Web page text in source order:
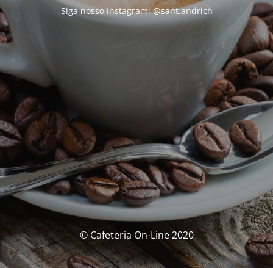
Siga nosso Instagram: @sant.andrich
© Cafeteria On-Line 2020